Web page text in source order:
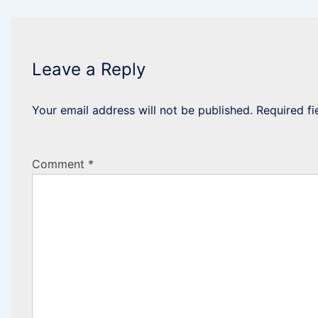
Leave a Reply
Your email address will not be published. Required
Comment *